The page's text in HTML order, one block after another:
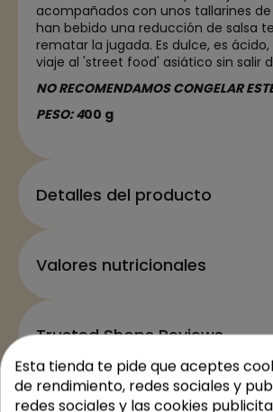
acompañados con unos tallarines
han bebido una reducción de salsa
rematar la jugada. Es dulce, es ácido,
viaje al 'street food' asiático sin salir
NO RECOMENDAMOS CONGELAR
PESO: 400 g
Detalles del producto
Valores nutricionales
Trusted Shops Reviews
Esta tienda te pide que aceptes
de rendimiento, redes sociales y
redes sociales y las cookies